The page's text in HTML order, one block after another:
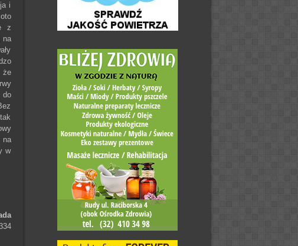
i
z
na
że
do
na
w